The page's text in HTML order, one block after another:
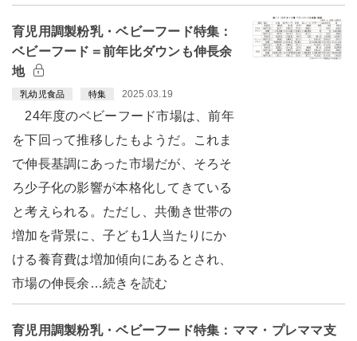
育児用調製粉乳・ベビーフード特集：
ベビーフード＝前年比ダウンも伸長余
地
乳幼児食品 特集 2025.03.19
24年度のベビーフード市場は、前年
を下回って推移したもようだ。これま
で伸長基調にあった市場だが、そろそ
ろ少子化の影響が本格化してきている
と考えられる。ただし、共働き世帯の
増加を背景に、子ども1人当たりにか
ける養育費は増加傾向にあるとされ、
市場の伸長余…続きを読む
育児用調製粉乳・ベビーフード特集：ママ・プレママ支